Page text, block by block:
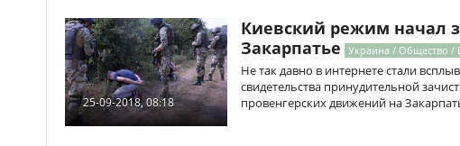
25-09-2018, 08:18
Киевский режим начал
Закарпатье Украина / Общество /
Не так давно в интернете стали
свидетельства принудительной
провенгерских движений на